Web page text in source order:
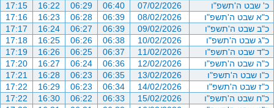
כ' שבט ה'תשפ"ו
07/02/2026
06:40
06:29
16:22
17:15
כ"א שבט ה'תשפ"ו
08/02/2026
06:39
06:28
16:23
17:16
כ"ב שבט ה'תשפ"ו
09/02/2026
06:39
06:27
16:24
17:17
כ"ג שבט ה'תשפ"ו
10/02/2026
06:38
06:26
16:25
17:18
כ"ד שבט ה'תשפ"ו
11/02/2026
06:37
06:25
16:26
17:19
כ"ה שבט ה'תשפ"ו
12/02/2026
06:36
06:24
16:27
17:20
כ"ו שבט ה'תשפ"ו
13/02/2026
06:35
06:23
16:28
17:21
כ"ז שבט ה'תשפ"ו
14/02/2026
06:34
06:23
16:29
17:22
כ"ח שבט ה'תשפ"ו
15/02/2026
06:33
06:22
16:30
17:22